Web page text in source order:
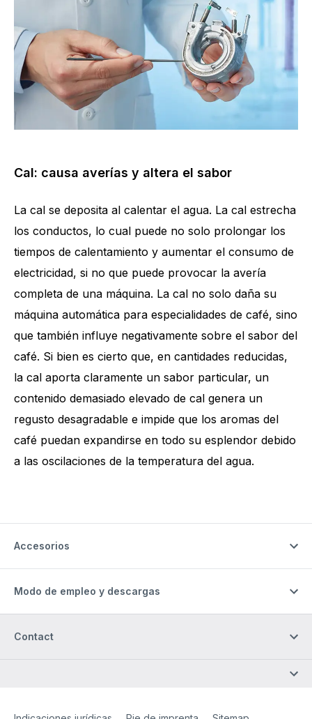
Cal: causa averías y altera el sabor
La cal se deposita al calentar el agua. La cal estrecha
los conductos, lo cual puede no solo prolongar los
tiempos de calentamiento y aumentar el consumo de
electricidad, si no que puede provocar la avería
completa de una máquina. La cal no solo daña su
máquina automática para especialidades de café, sino
que también influye negativamente sobre el sabor del
café. Si bien es cierto que, en cantidades reducidas,
la cal aporta claramente un sabor particular, un
contenido demasiado elevado de cal genera un
regusto desagradable e impide que los aromas del
café puedan expandirse en todo su esplendor debido
a las oscilaciones de la temperatura del agua.
Accesorios
Modo de empleo y descargas
Contact
Site Web
[Website information]